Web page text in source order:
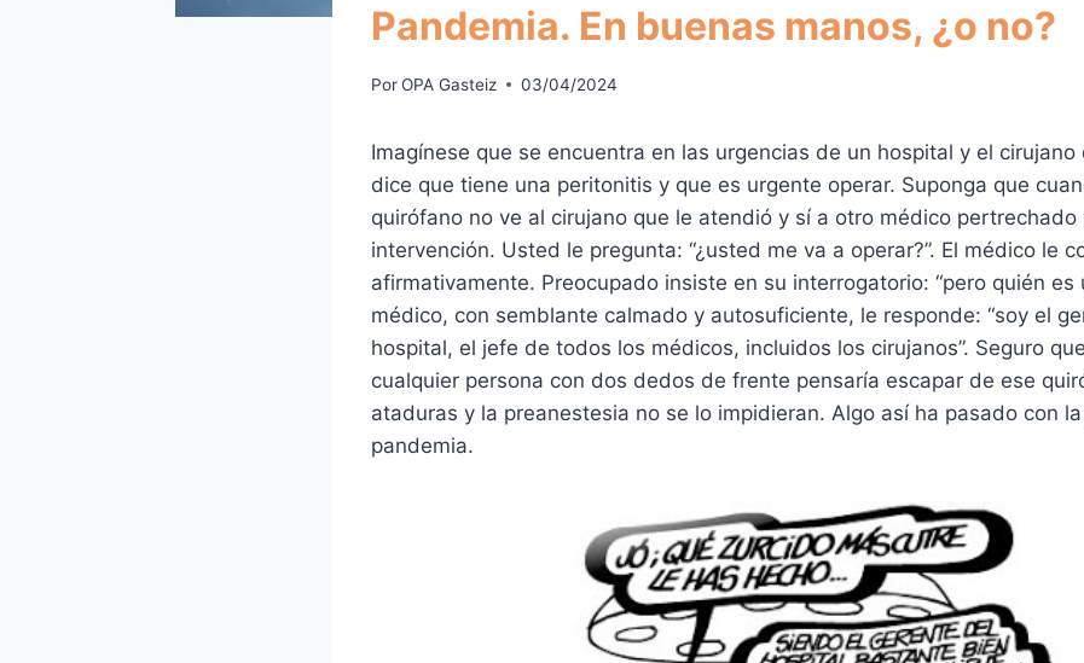
Pandemia. En buenas manos, ¿o no?
PorOPA Gasteiz 03/04/2024
Imagínese que se encuentra en las urgencias de un hospital y el cirujano
dice que tiene una peritonitis y que es urgente operar. Suponga que
quirófano no ve al cirujano que le atendió y sí a otro médico pertrechado
intervención. Usted le pregunta: “¿usted me va a operar?”. El médico le
afirmativamente. Preocupado insiste en su interrogatorio: “pero quién es
médico, con semblante calmado y autosuficiente, le responde: “soy el
hospital, el jefe de todos los médicos, incluidos los cirujanos”. Seguro
cualquier persona con dos dedos de frente pensaría escapar de ese
ataduras y la preanestesia no se lo impidieran. Algo así ha pasado con
pandemia.